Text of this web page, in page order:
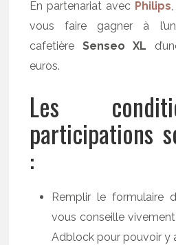
En partenariat avec Philips
vous faire gagner à
cafetière Senseo XL
euros.
Les
participations
:
Remplir le formulaire
vous conseille
Adblock pour pouvoir y